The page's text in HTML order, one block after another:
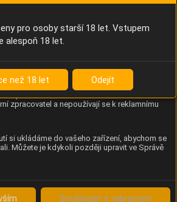
že se jedná o stejné zařízení, a
na webu (pohyb kurzoru,
a heatmapy), která
škopek pomáhá zlepšovat
zpracovatel a nepoužívají se k reklamnímu
si ukládáme do vašeho zařízení, abychom se
Můžete je kdykoli později upravit ve Správě
Souhlasím s vybranými
pro osoby starší 18 let. Vstupem
alespoň 18 let.
než 18 let Odejít